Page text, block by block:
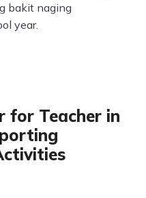
bakit naging
year.
for Teacher in